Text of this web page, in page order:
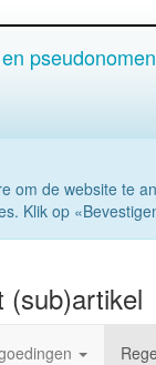
om de website te
Klik op
(sub)artikel